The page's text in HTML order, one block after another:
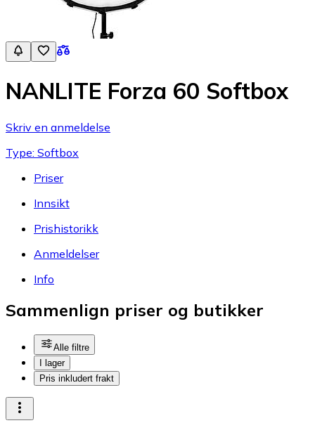
NANLITE Forza 60 Softbox
Skriv en anmeldelse
Type: Softbox
Priser
Innsikt
Prishistorikk
Anmeldelser
Info
Sammenlign priser og butikker
Alle filtre
I lager
Pris inkludert frakt